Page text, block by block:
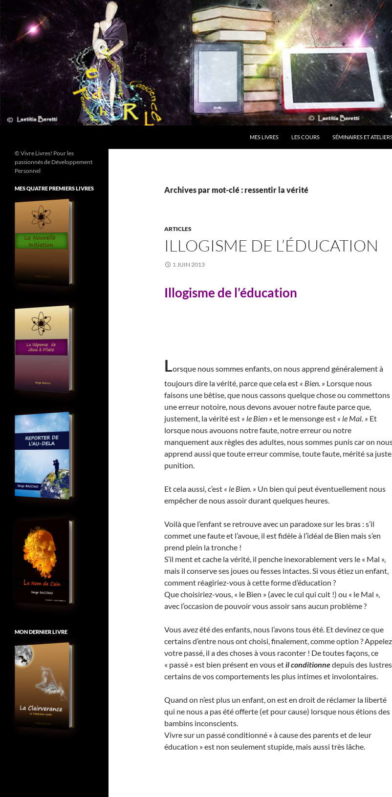
contenu
MES LIVRES LES COURS SÉMINAIRES ET
Archives par mot-clé : ressentir la vérité
ARTICLES
ILLOGISME DE L’ÉDUCATION
1 JUIN 2013
Illogisme de l’éducation
Lorsque nous sommes enfants, on nous apprend généralement à
toujours dire la vérité, parce que cela est « Bien. » Lorsque nous
faisons une bêtise, que nous cassons quelque chose ou commettons
une erreur notoire, nous devons avouer notre faute parce que,
justement, la vérité est « le Bien » et le mensonge est « le Mal. » Et
lorsque nous avouons notre faute, notre erreur ou notre
manquement aux règles des adultes, nous sommes punis car on
apprend aussi que toute erreur commise, toute faute, mérité sa juste
punition.
Et cela aussi, c’est « le Bien. » Un bien qui peut éventuellement nous
empêcher de nous assoir durant quelques heures.
Voilà que l’enfant se retrouve avec un paradoxe sur les bras : s’il
commet une faute et l’avoue, il est fidèle à l’idéal de Bien mais s’en
prend plein la tronche !
S’il ment et cache la vérité, il penche inexorablement vers le « Mal »,
mais il conserve ses joues ou fesses intactes. Si vous étiez un enfant,
comment réagiriez-vous à cette forme d’éducation ?
Que choisiriez-vous, « le Bien » (avec le cul qui cuit !) ou « le Mal »,
avec l’occasion de pouvoir vous assoir sans aucun problème ?
Vous avez été des enfants, nous l’avons tous été. Et devinez ce que
certains d’entre nous ont choisi, finalement, comme option ? Appelez
votre passé, il a des choses à vous raconter ! De toutes façons, ce
« passé » est bien présent en vous etil conditionnedepuis des lustres
certains de vos comportements les plus intimes et involontaires.
Quand on n’est plus un enfant, on est en droit de réclamer la liberté
qui ne nous a pas été offerte (et pour cause) lorsque nous étions des
bambins inconscients.
Vivre sur un passé conditionné « à cause des parents et de leur
éducation » est non seulement stupide, mais aussi très lâche.
© Vivre Livres! Pour les
passionnés de Développement
Personnel
MES QUATRE PREMIERS LIVRES
MON DERNIER LIVRE